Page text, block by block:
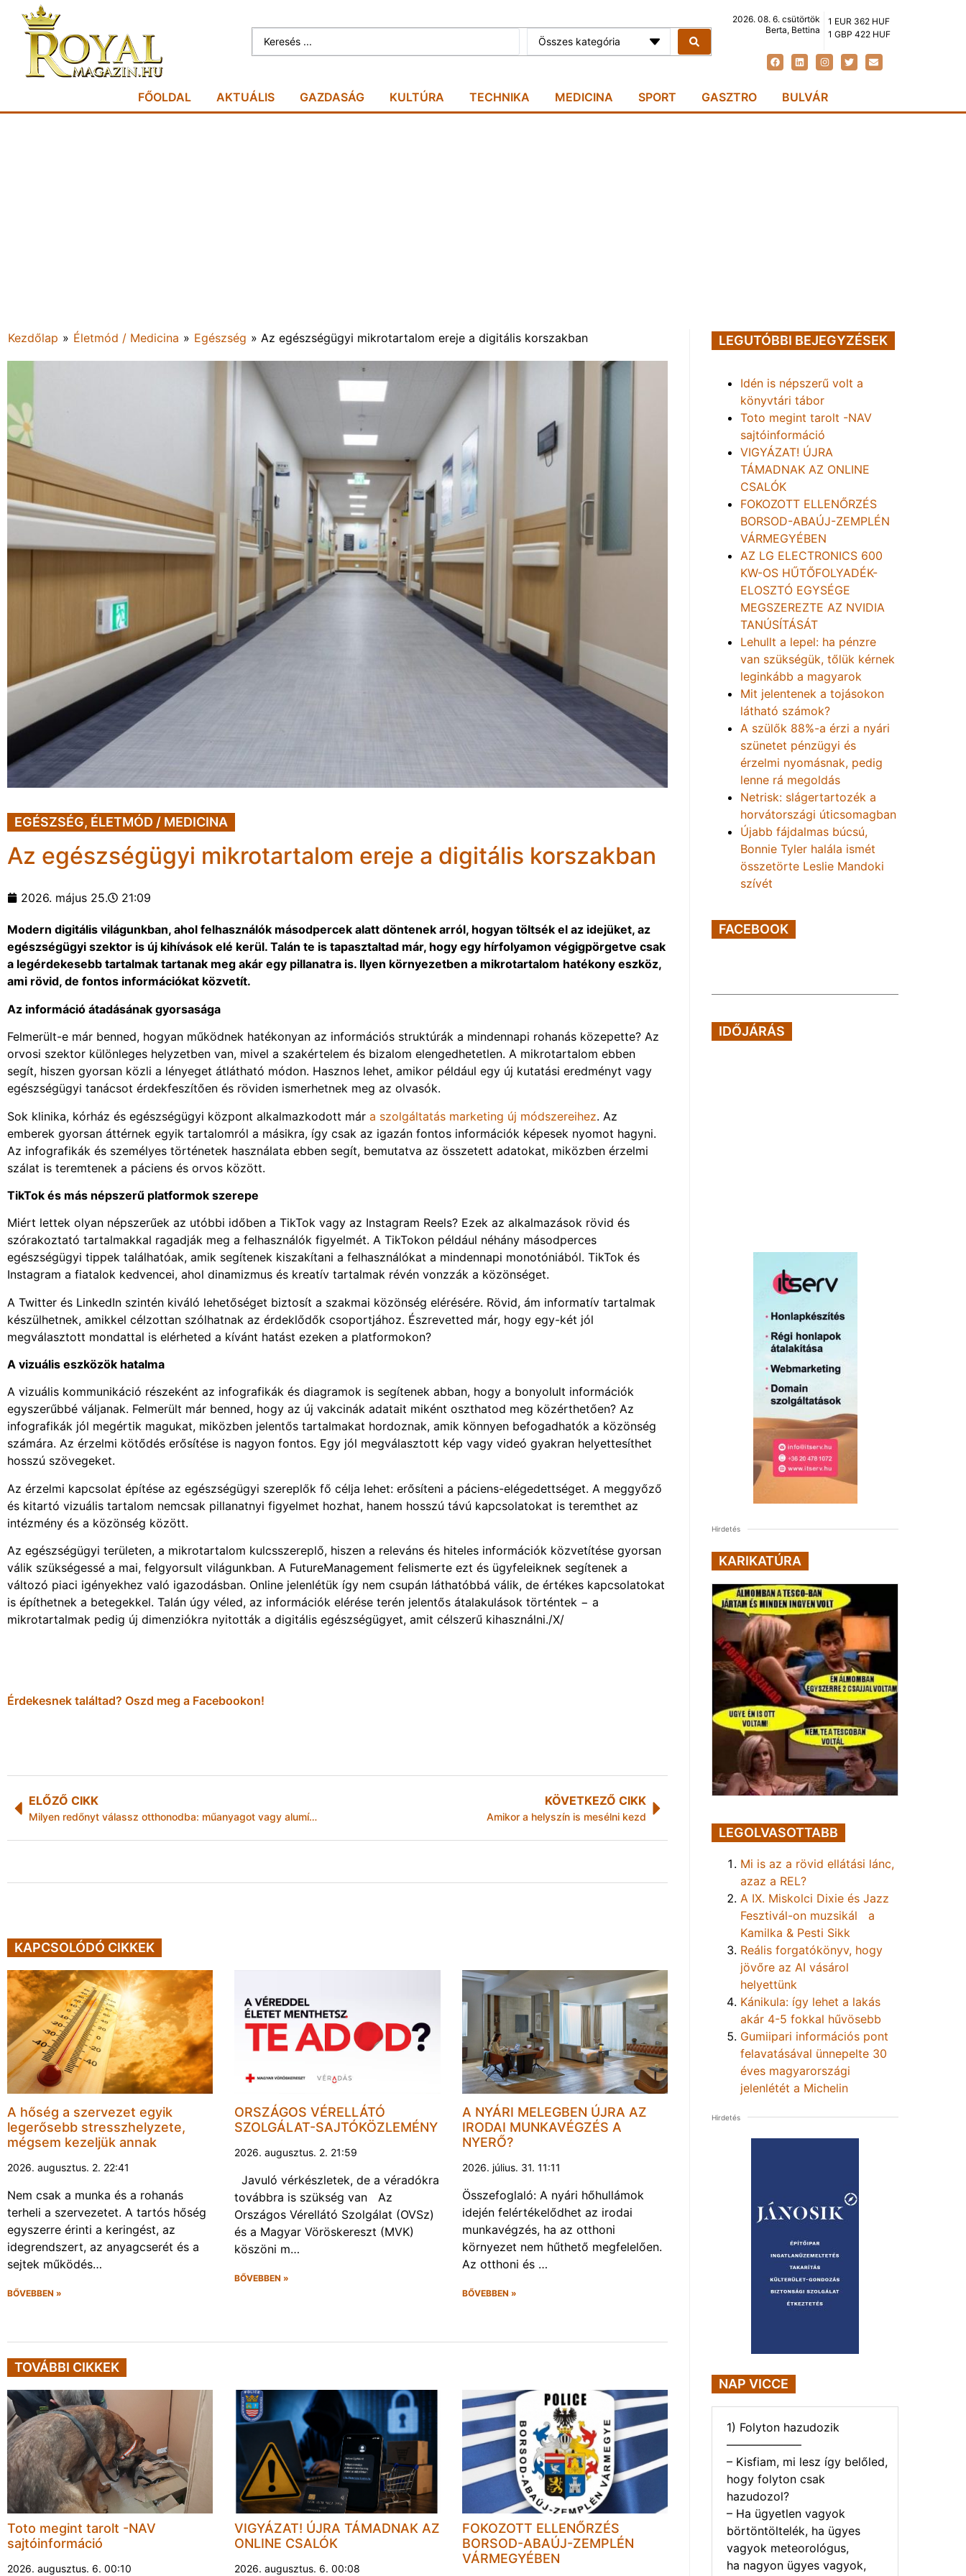
Összes kategória
2026. 08. 6. csütörtök
Berta, Bettina
1 EUR 362 HUF
1 GBP 422 HUF
FŐOLDAL AKTUÁLIS GAZDASÁG KULTÚRA TECHNIKA MEDICINA SPORT GASZTRO BULVÁR
Kezdőlap » Életmód / Medicina » Egészség » Az egészségügyi mikrotartalom ereje a digitális korszakban
EGÉSZSÉG, ÉLETMÓD / MEDICINA
Az egészségügyi mikrotartalom ereje a digitális korszakban
2026. május 25. 21:09
Modern digitális világunkban, ahol felhasználók másodpercek alatt döntenek arról, hogyan töltsék el az idejüket, az
egészségügyi szektor is új kihívások elé kerül. Talán te is tapasztaltad már, hogy egy hírfolyamon végigpörgetve csak
a legérdekesebb tartalmak tartanak meg akár egy pillanatra is. Ilyen környezetben a mikrotartalom hatékony eszköz,
ami rövid, de fontos információkat közvetít.
Az információ átadásának gyorsasága
Felmerült-e már benned, hogyan működnek hatékonyan az információs struktúrák a mindennapi rohanás közepette? Az
orvosi szektor különleges helyzetben van, mivel a szakértelem és bizalom elengedhetetlen. A mikrotartalom ebben
segít, hiszen gyorsan közli a lényeget átlátható módon. Hasznos lehet, amikor például egy új kutatási eredményt vagy
egészségügyi tanácsot érdekfeszítően és röviden ismerhetnek meg az olvasók.
Sok klinika, kórház és egészségügyi központ alkalmazkodott már a szolgáltatás marketing új módszereihez. Az
emberek gyorsan áttérnek egyik tartalomról a másikra, így csak az igazán fontos információk képesek nyomot hagyni.
Az infografikák és személyes történetek használata ebben segít, bemutatva az összetett adatokat, miközben érzelmi
szálat is teremtenek a páciens és orvos között.
TikTok és más népszerű platformok szerepe
Miért lettek olyan népszerűek az utóbbi időben a TikTok vagy az Instagram Reels? Ezek az alkalmazások rövid és
szórakoztató tartalmakkal ragadják meg a felhasználók figyelmét. A TikTokon például néhány másodperces
egészségügyi tippek találhatóak, amik segítenek kiszakítani a felhasználókat a mindennapi monotóniából. TikTok és
Instagram a fiatalok kedvencei, ahol dinamizmus és kreatív tartalmak révén vonzzák a közönséget.
A Twitter és LinkedIn szintén kiváló lehetőséget biztosít a szakmai közönség elérésére. Rövid, ám informatív tartalmak
készülhetnek, amikkel célzottan szólhatnak az érdeklődők csoportjához. Észrevetted már, hogy egy-két jól
megválasztott mondattal is elérheted a kívánt hatást ezeken a platformokon?
A vizuális eszközök hatalma
A vizuális kommunikáció részeként az infografikák és diagramok is segítenek abban, hogy a bonyolult információk
egyszerűbbé váljanak. Felmerült már benned, hogy az új vakcinák adatait miként oszthatod meg közérthetően? Az
infografikák jól megértik magukat, miközben jelentős tartalmakat hordoznak, amik könnyen befogadhatók a közönség
számára. Az érzelmi kötődés erősítése is nagyon fontos. Egy jól megválasztott kép vagy videó gyakran helyettesíthet
hosszú szövegeket.
Az érzelmi kapcsolat építése az egészségügyi szereplők fő célja lehet: erősíteni a páciens-elégedettséget. A meggyőző
és kitartó vizuális tartalom nemcsak pillanatnyi figyelmet hozhat, hanem hosszú távú kapcsolatokat is teremthet az
intézmény és a közönség között.
Az egészségügyi területen, a mikrotartalom kulcsszereplő, hiszen a releváns és hiteles információk közvetítése gyorsan
válik szükségessé a mai, felgyorsult világunkban. A FutureManagement felismerte ezt és ügyfeleiknek segítenek a
változó piaci igényekhez való igazodásban. Online jelenlétük így nem csupán láthatóbbá válik, de értékes kapcsolatokat
is építhetnek a betegekkel. Talán úgy véled, az információk elérése terén jelentős átalakulások történtek − a
mikrotartalmak pedig új dimenziókra nyitották a digitális egészségügyet, amit célszerű kihasználni./X/
Érdekesnek találtad? Oszd meg a Facebookon!
ELŐZŐ CIKK
Milyen redőnyt válassz otthonodba: műanyagot vagy alumíniumot?
KÖVETKEZŐ CIKK
Amikor a helyszín is mesélni kezd
KAPCSOLÓDÓ CIKKEK
A hőség a szervezet egyik
legerősebb stresszhelyzete,
mégsem kezeljük annak
2026. augusztus. 2. 22:41
Nem csak a munka és a rohanás
terheli a szervezetet. A tartós hőség
egyszerre érinti a keringést, az
idegrendszert, az anyagcserét és a
sejtek működés…
BŐVEBBEN »
ORSZÁGOS VÉRELLÁTÓ
SZOLGÁLAT-SAJTÓKÖZLEMÉNY
2026. augusztus. 2. 21:59
Javuló vérkészletek, de a véradókra
továbbra is szükség van Az
Országos Vérellátó Szolgálat (OVSz)
és a Magyar Vöröskereszt (MVK)
köszöni m…
BŐVEBBEN »
A NYÁRI MELEGBEN ÚJRA AZ
IRODAI MUNKAVÉGZÉS A
NYERŐ?
2026. július. 31. 11:11
Összefoglaló: A nyári hőhullámok
idején felértékelődhet az irodai
munkavégzés, ha az otthoni
környezet nem hűthető megfelelően.
Az otthoni és …
BŐVEBBEN »
TOVÁBBI CIKKEK
Toto megint tarolt -NAV
sajtóinformáció
2026. augusztus. 6. 00:10
VIGYÁZAT! ÚJRA TÁMADNAK AZ
ONLINE CSALÓK
2026. augusztus. 6. 00:08
FOKOZOTT ELLENŐRZÉS
BORSOD-ABAÚJ-ZEMPLÉN
VÁRMEGYÉBEN
LEGUTÓBBI BEJEGYZÉSEK
Idén is népszerű volt a
könyvtári tábor
Toto megint tarolt -NAV
sajtóinformáció
VIGYÁZAT! ÚJRA
TÁMADNAK AZ ONLINE
CSALÓK
FOKOZOTT ELLENŐRZÉS
BORSOD-ABAÚJ-ZEMPLÉN
VÁRMEGYÉBEN
AZ LG ELECTRONICS 600
KW-OS HŰTŐFOLYADÉK-
ELOSZTÓ EGYSÉGE
MEGSZEREZTE AZ NVIDIA
TANÚSÍTÁSÁT
Lehullt a lepel: ha pénzre
van szükségük, tőlük kérnek
leginkább a magyarok
Mit jelentenek a tojásokon
látható számok?
A szülők 88%-a érzi a nyári
szünetet pénzügyi és
érzelmi nyomásnak, pedig
lenne rá megoldás
Netrisk: slágertartozék a
horvátországi úticsomagban
Újabb fájdalmas búcsú,
Bonnie Tyler halála ismét
összetörte Leslie Mandoki
szívét
FACEBOOK
IDŐJÁRÁS
Hirdetés
KARIKATÚRA
LEGOLVASOTTABB
Mi is az a rövid ellátási lánc,
azaz a REL?
A IX. Miskolci Dixie és Jazz
Fesztivál-on muzsikál a
Kamilka & Pesti Sikk
Reális forgatókönyv, hogy
jövőre az AI vásárol
helyettünk
Kánikula: így lehet a lakás
akár 4-5 fokkal hűvösebb
Gumiipari információs pont
felavatásával ünnepelte 30
éves magyarországi
jelenlétét a Michelin
Hirdetés
NAP VICCE
1) Folyton hazudozik
——————–
– Kisfiam, mi lesz így belőled,
hogy folyton csak
hazudozol?
– Ha ügyetlen vagyok
börtöntöltelék, ha ügyes
vagyok meteorológus,
ha nagyon ügyes vagyok,